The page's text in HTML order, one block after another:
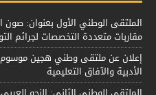
الملتقى الوطني الأول بعنوان: صون
مقاربات متعددة التخصصات لجرائم
إعلان عن ملتقى وطني هجين موسوم
الأدبية والآفاق التعليمية